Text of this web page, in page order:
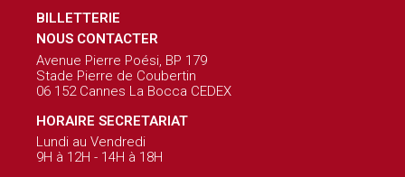
BILLETTERIE
NOUS CONTACTER
Avenue Pierre Poési, BP 179
Stade Pierre de Coubertin
06 152 Cannes La Bocca CEDEX
HORAIRE SECRETARIAT
Lundi au Vendredi
9H à 12H - 14H à 18H